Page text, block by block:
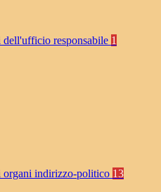
dell'ufficio responsabile 1
organi indirizzo-politico 13